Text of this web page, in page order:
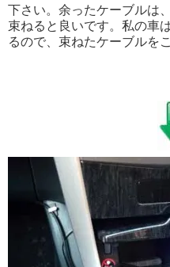
下さい。余ったケーブルは
束ねると良いです。私の車
るので、束ねたケーブルを